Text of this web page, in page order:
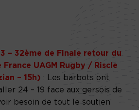
– 32ème de Finale retour du
UAGM Rugby / Riscle
– 15h) : Les barbots ont
24 – 19 face aux gersois de
besoin de tout le soutien